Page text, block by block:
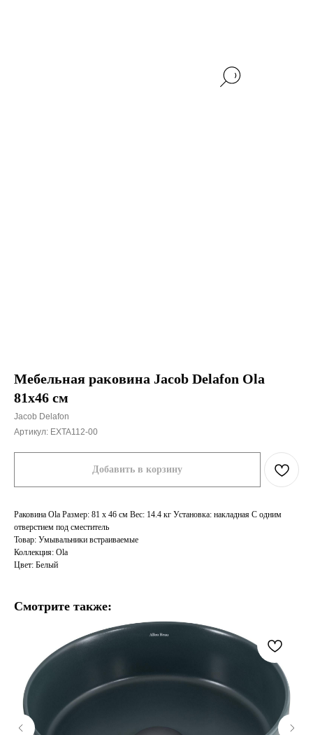
Мебельная раковина Jacob Delafon Ola
81х46 см
Jacob Delafon
Артикул: EXTA112-00
Добавить в корзину
Раковина Ola Размер: 81 x 46 см Вес: 14.4 кг Установка: накладная С одним
отверстием под сместитель
Товар: Умывальники встраиваемые
Коллекция: Ola
Цвет: Белый
Смотрите также: